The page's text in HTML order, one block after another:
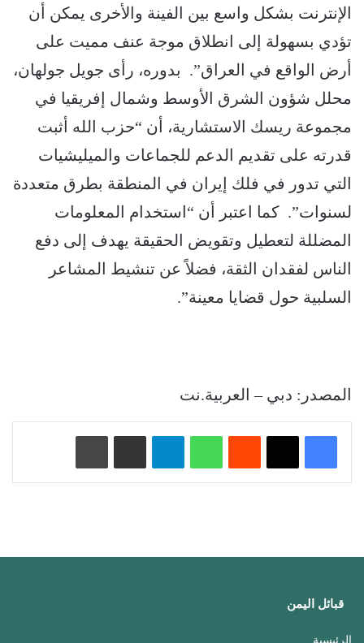
الإنترنت بشكل واسع بين الفينة والأخرى يمكن أن
تؤدي بسهولة إلى انطلاق موجة عنف مميت على
أرض الواقع في العراق”. بدوره، رأى جويل جولهان،
محلل شؤون الشرق الأوسط وشمال إفريقيا في
مجموعة ريسك الاستشارية، أن “حزب الله أثبت
قدرته على تقديم الدعم للجماعات والميليشيات
التي تدور في فلك إيران في المنطقة بطرق متعددة
لسنوات”. كما اعتبر أن “استخدام المعلومات
المضللة لتعطيل وتقويض الحقيقة يهدف إلى دفع
الناس لفقدان الثقة، فضلاً عن تنشيط المشاعر
السلبية حول قضايا معينة”.
المصدر: دبي – العربية.نت
واتساب تيلقرام
قبائل اليمن
الرئيسية